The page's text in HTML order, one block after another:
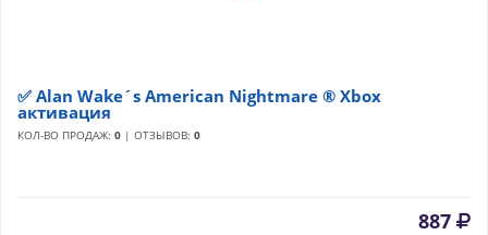
✅ Alan Wake´s American Nightmare ® Xbox
активация
КОЛ-ВО ПРОДАЖ: 0 | ОТЗЫВОВ: 0
887